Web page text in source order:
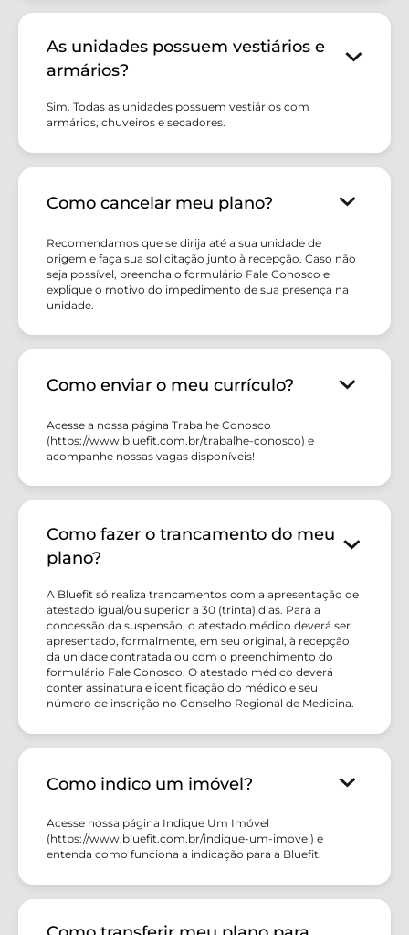
As unidades possuem vestiários e
armários?
Sim. Todas as unidades possuem vestiários com
armários, chuveiros e secadores.
Como cancelar meu plano?
Recomendamos que se dirija até a sua unidade de
origem e faça sua solicitação junto à recepção. Caso não
seja possível, preencha o formulário Fale Conosco e
explique o motivo do impedimento de sua presença na
unidade.
Como enviar o meu currículo?
Acesse a nossa página Trabalhe Conosco
(https://www.bluefit.com.br/trabalhe-conosco) e
acompanhe nossas vagas disponíveis!
Como fazer o trancamento do meu
plano?
A Bluefit só realiza trancamentos com a apresentação de
atestado igual/ou superior a 30 (trinta) dias. Para a
concessão da suspensão, o atestado médico deverá ser
apresentado, formalmente, em seu original, à recepção
da unidade contratada ou com o preenchimento do
formulário Fale Conosco. O atestado médico deverá
conter assinatura e identificação do médico e seu
número de inscrição no Conselho Regional de Medicina.
Como indico um imóvel?
Acesse nossa página Indique Um Imóvel
(https://www.bluefit.com.br/indique-um-imovel) e
entenda como funciona a indicação para a Bluefit.